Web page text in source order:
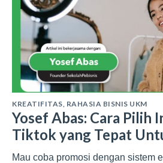
KREATIFITAS, RAHASIA BISNIS UKM
Yosef Abas: Cara Pilih
Tiktok yang Tepat
Mau coba promosi dengan sistem